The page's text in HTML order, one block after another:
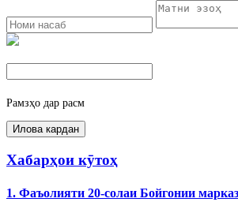
Рамзҳо дар расм
Хабарҳои кӯтоҳ
1. Фаъолияти 20-солаи Бойгонии